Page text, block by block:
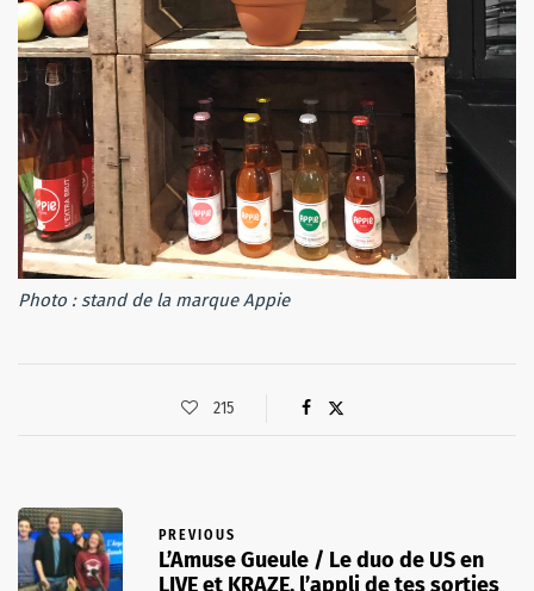
Photo : stand de la marque Appie
215
PREVIOUS
L’Amuse Gueule / Le duo de US en
LIVE et KRAZE. l’appli de tes sorties